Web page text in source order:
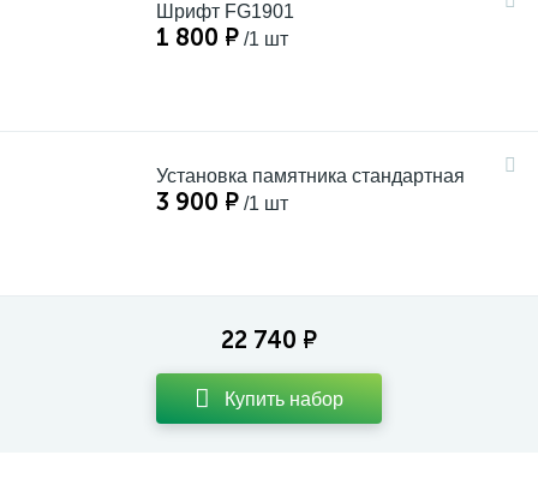
Шрифт FG1901
1 800 ₽ /1 шт
Установка памятника стандартная
3 900 ₽ /1 шт
22 740 ₽
Купить набор